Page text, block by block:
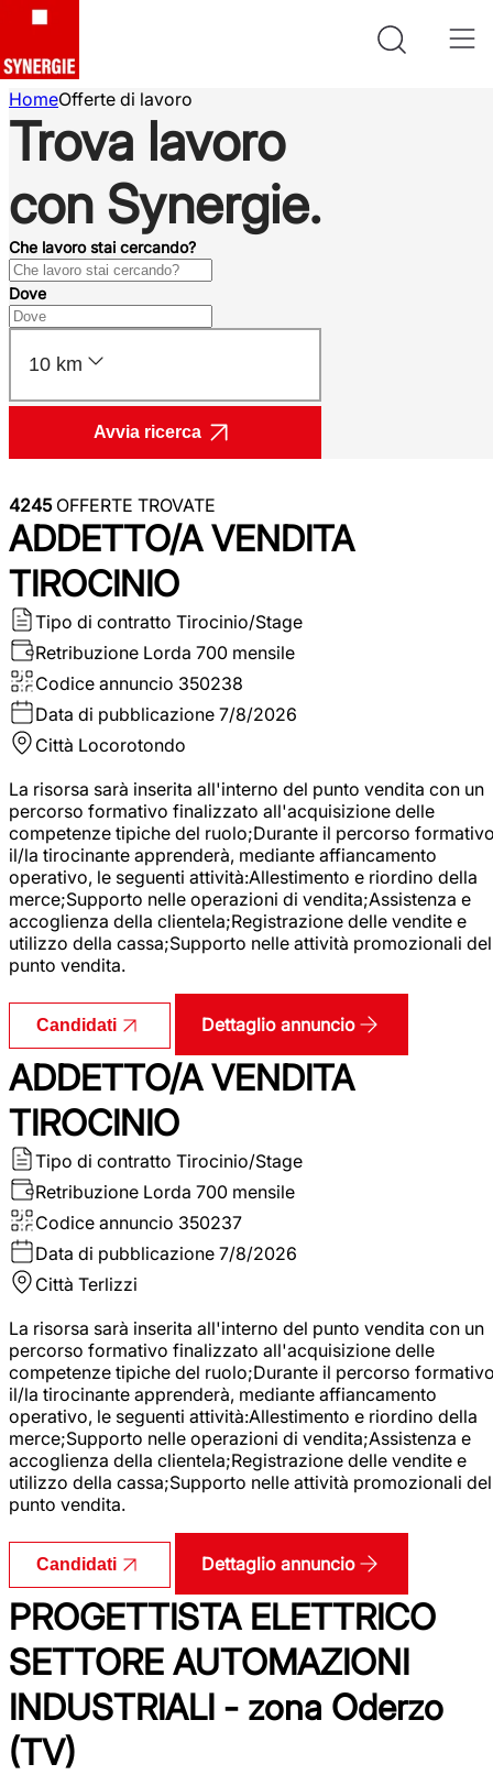
HomeOfferte di lavoro
Trova lavoro
con Synergie.
Che lavoro stai cercando?
Dove
10 km
Avvia ricerca
4245OFFERTE TROVATE
ADDETTO/A VENDITA
TIROCINIO
Tipo di contratto Tirocinio/Stage
Retribuzione Lorda 700 mensile
Codice annuncio 350238
Data di pubblicazione 7/8/2026
Città Locorotondo
La risorsa sarà inserita all'interno del punto vendita con un
percorso formativo finalizzato all'acquisizione delle
competenze tipiche del ruolo;Durante il percorso
il/la tirocinante apprenderà, mediante affiancamento
operativo, le seguenti attività:Allestimento e riordino della
merce;Supporto nelle operazioni di vendita;Assistenza e
accoglienza della clientela;Registrazione delle vendite e
utilizzo della cassa;Supporto nelle attività promozionali del
punto vendita.
Candidati Dettaglio annuncio
ADDETTO/A VENDITA
TIROCINIO
Tipo di contratto Tirocinio/Stage
Retribuzione Lorda 700 mensile
Codice annuncio 350237
Data di pubblicazione 7/8/2026
Città Terlizzi
La risorsa sarà inserita all'interno del punto vendita con un
percorso formativo finalizzato all'acquisizione delle
competenze tipiche del ruolo;Durante il percorso
il/la tirocinante apprenderà, mediante affiancamento
operativo, le seguenti attività:Allestimento e riordino della
merce;Supporto nelle operazioni di vendita;Assistenza e
accoglienza della clientela;Registrazione delle vendite e
utilizzo della cassa;Supporto nelle attività promozionali del
punto vendita.
Candidati Dettaglio annuncio
PROGETTISTA ELETTRICO
SETTORE AUTOMAZIONI
INDUSTRIALI - zona Oderzo
(TV)